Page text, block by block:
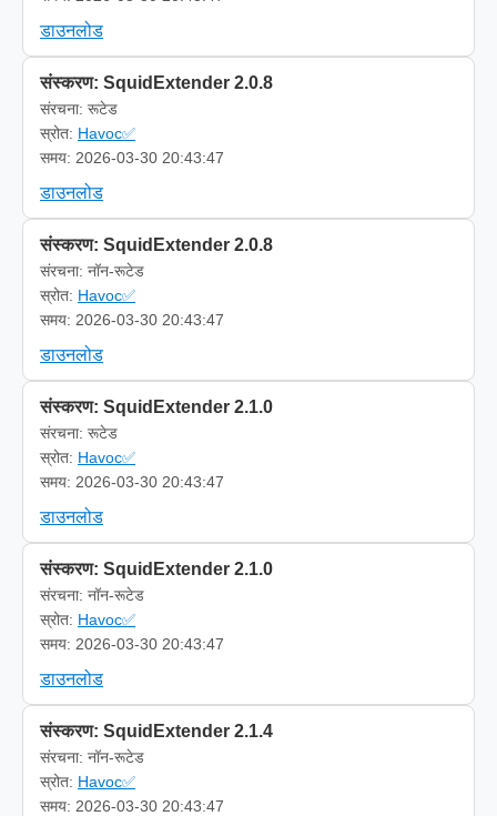
डाउनलोड
संस्करण: SquidExtender 2.0.8
संरचना: रूटेड
स्रोत: Havoc✅
समय: 2026-03-30 20:43:47
डाउनलोड
संस्करण: SquidExtender 2.0.8
संरचना: नॉन-रूटेड
स्रोत: Havoc✅
समय: 2026-03-30 20:43:47
डाउनलोड
संस्करण: SquidExtender 2.1.0
संरचना: रूटेड
स्रोत: Havoc✅
समय: 2026-03-30 20:43:47
डाउनलोड
संस्करण: SquidExtender 2.1.0
संरचना: नॉन-रूटेड
स्रोत: Havoc✅
समय: 2026-03-30 20:43:47
डाउनलोड
संस्करण: SquidExtender 2.1.4
संरचना: नॉन-रूटेड
स्रोत: Havoc✅
समय: 2026-03-30 20:43:47